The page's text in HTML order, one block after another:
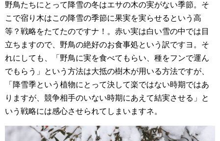
野鳥たちにとって降雪の冬はエサの木の実がない季節。そ
こで宿り木はこの降雪の季節に果実を実らせるという高
等？戦略をたてたのですナ！。赤い実は白い雪の中では目
立ちますので、野鳥の絶好のお食事処という訳ですヨ。そ
れにしても、「野鳥に実を食べてもらい、種をフンで運ん
でもらう」という方法は大抵の樹木が用いる方法ですが、
「降雪季という植物にとって決して楽ではない時期ではあ
りますが、競争相手のいない時期にあえて結実させる」と
いう戦略には感心させられてしまいますネ。